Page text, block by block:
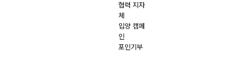
협력 지자
체
입양 캠페
인
포인기부